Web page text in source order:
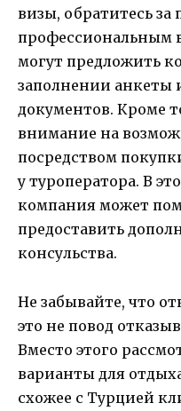
визы, обратитесь
профессиональным
могут предложить
заполнении анкеты
документов. Кроме
внимание на
посредством
у туроператора. В
компания может
предоставить
консульства.
Не забывайте, что
это не повод
Вместо этого
варианты для
схожее с Турцией